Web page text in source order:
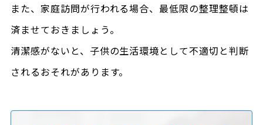
また、家庭訪問が行われる場合、最低限の整理整頓は
済ませておきましょう。
清潔感がないと、子供の生活環境として不適切と判断
されるおそれがあります。